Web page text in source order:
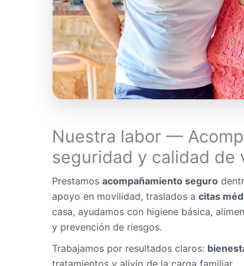
Nuestra labor —
seguridad y calidad de
Prestamos acompañamiento seguro
apoyo en movilidad, traslados a citas
casa, ayudamos con higiene básica,
y prevención de riesgos.
Trabajamos por resultados claros:
tratamientos y alivio de la carga familiar.